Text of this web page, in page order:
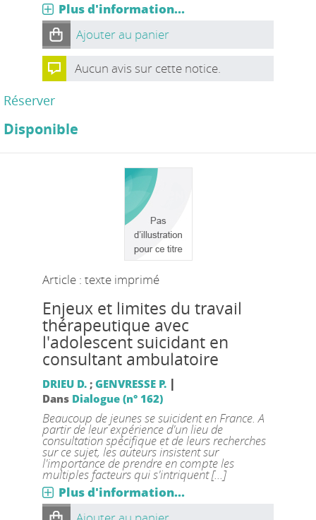
Plus d'information...
Ajouter au panier
Aucun avis sur cette notice.
Réserver
Disponible
Article : texte imprimé
Enjeux et limites du travail
thérapeutique avec
l'adolescent suicidant en
consultant ambulatoire
DRIEU D.; GENVRESSE P. |
Dans Dialogue (n° 162)
Beaucoup de jeunes se suicident en France. A
partir de leur expérience d'un lieu de
consultation spécifique et de leurs recherches
sur ce sujet, les auteurs insistent sur
l'importance de prendre en compte les
multiples facteurs qui s'intriquent [...]
Plus d'information...